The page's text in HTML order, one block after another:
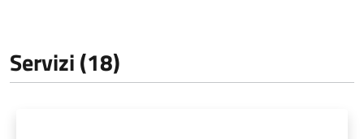
Servizi (18)